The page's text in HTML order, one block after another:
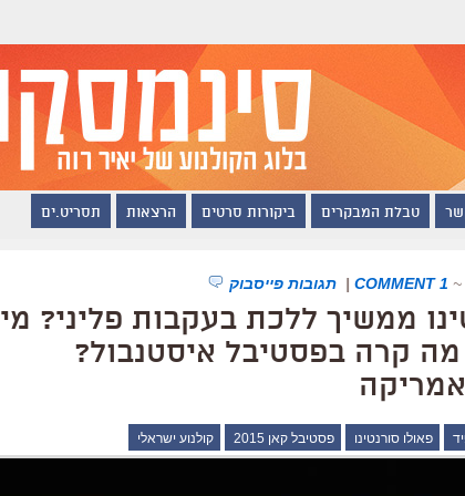
טבלת המבקרים ביקורות סרטים הרצאות תסריט.ים
~
1 COMMENT
| תגובות פייסבוק
ממשיך ללכת בעקבות פליני? מי
מה קרה בפסטיבל איסטנבול?
פאולו סורנטינו פסטיבל קאן 2015 קולנוע ישראלי